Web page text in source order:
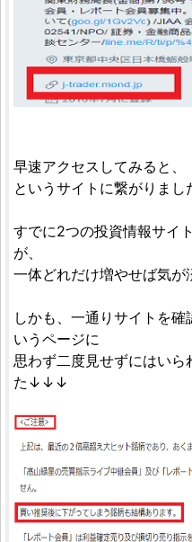
早速アクセスしてみると、
というサイトに繋がりまし
すでに2つの投資情報サイ
が、
一体どれだけ増やせば気が
しかも、一通りサイトを
いうページに
思わず二度見せずにはい
た↓↓↓